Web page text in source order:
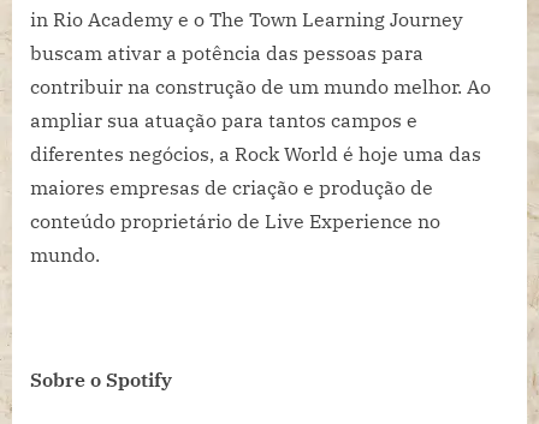
in Rio Academy e o The Town Learning Journey
buscam ativar a potência das pessoas para
contribuir na construção de um mundo melhor. Ao
ampliar sua atuação para tantos campos e
diferentes negócios, a Rock World é hoje uma das
maiores empresas de criação e produção de
conteúdo proprietário de Live Experience no
mundo.
Sobre o Spotify